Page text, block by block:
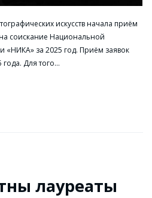
искусств начала приём
на соискание Национальной
«НИКА» за 2025 год. Приём заявок
года. Для того…
лауреаты